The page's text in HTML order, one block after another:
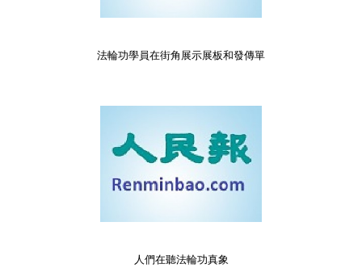
法輪功學員在街角展示展板和發傳單
人們在聽法輪功真象